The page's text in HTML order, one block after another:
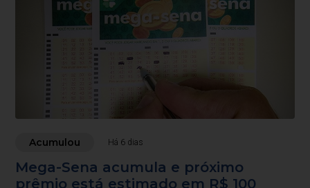
Acumulou Há 6 dias
Mega-Sena acumula e próximo
prêmio está estimado em R$ 100